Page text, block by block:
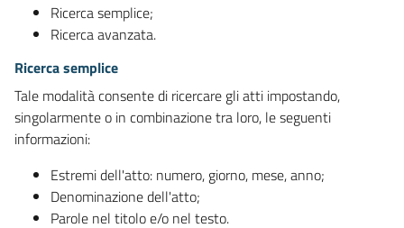
Ricerca semplice;
Ricerca avanzata.
Ricerca semplice
Tale modalità consente di ricercare gli atti impostando,
singolarmente o in combinazione tra loro, le seguenti
informazioni:
Estremi dell'atto: numero, giorno, mese, anno;
Denominazione dell'atto;
Parole nel titolo e/o nel testo.